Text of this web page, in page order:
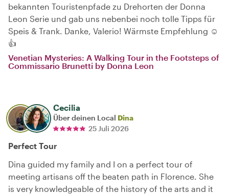
bekannten Touristenpfade zu Drehorten der Donna
Leon Serie und gab uns nebenbei noch tolle Tipps für
Speis & Trank. Danke, Valerio! Wärmste Empfehlung ☺️
👍
Venetian Mysteries: A Walking Tour in the Footsteps of
Commissario Brunetti by Donna Leon
Cecilia
Über deinen Local Dina
25 Juli 2026
Perfect Tour
Dina guided my family and I on a perfect tour of
meeting artisans off the beaten path in Florence. She
is very knowledgeable of the history of the arts and it